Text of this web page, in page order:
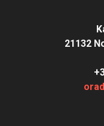
21132